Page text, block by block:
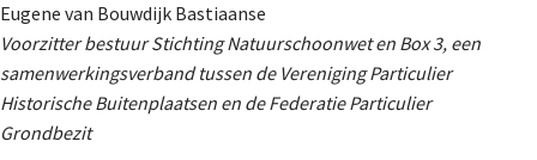
Eugene van Bouwdijk Bastiaanse
Voorzitter bestuur Stichting Natuurschoonwet en Box 3, een
samenwerkingsverband tussen de Vereniging Particulier
Historische Buitenplaatsen en de Federatie Particulier
Grondbezit